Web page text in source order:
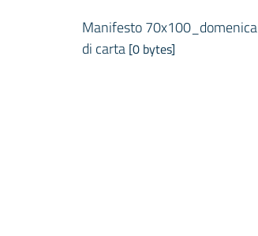
Manifesto 70x100_domenica
di carta [0 bytes]